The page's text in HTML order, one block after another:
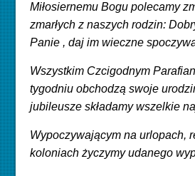
Miłosiernemu Bogu polecamy
zmarłych z naszych rodzin:
Panie , daj im wieczne
Wszystkim Czcigodnym
tygodniu obchodzą swoje
jubileusze składamy wszelkie
Wypoczywającym na urlopach,
koloniach życzymy udanego